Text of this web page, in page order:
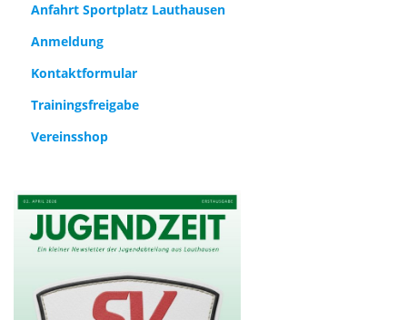
Anfahrt Sportplatz Lauthausen
Anmeldung
Kontaktformular
Trainingsfreigabe
Vereinsshop